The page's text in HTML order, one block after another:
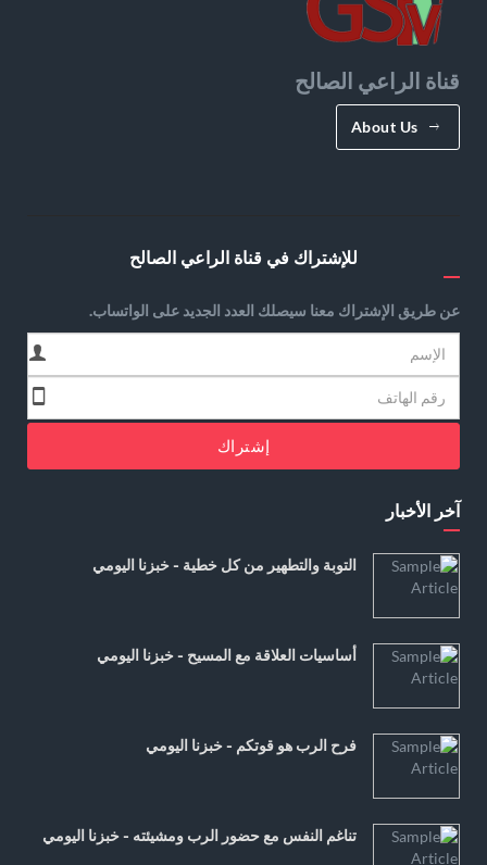
قناة الراعي الصالح
About Us
للإشتراك في قناة الراعي الصالح
عن طريق الإشتراك معنا سيصلك العدد الجديد على الواتساب.
إشتراك
آخر الأخبار
التوبة والتطهير من كل خطية - خبزنا اليومي
أساسيات العلاقة مع المسيح - خبزنا اليومي
فرح الرب هو قوتكم - خبزنا اليومي
تناغم النفس مع حضور الرب ومشيئته - خبزنا اليومي